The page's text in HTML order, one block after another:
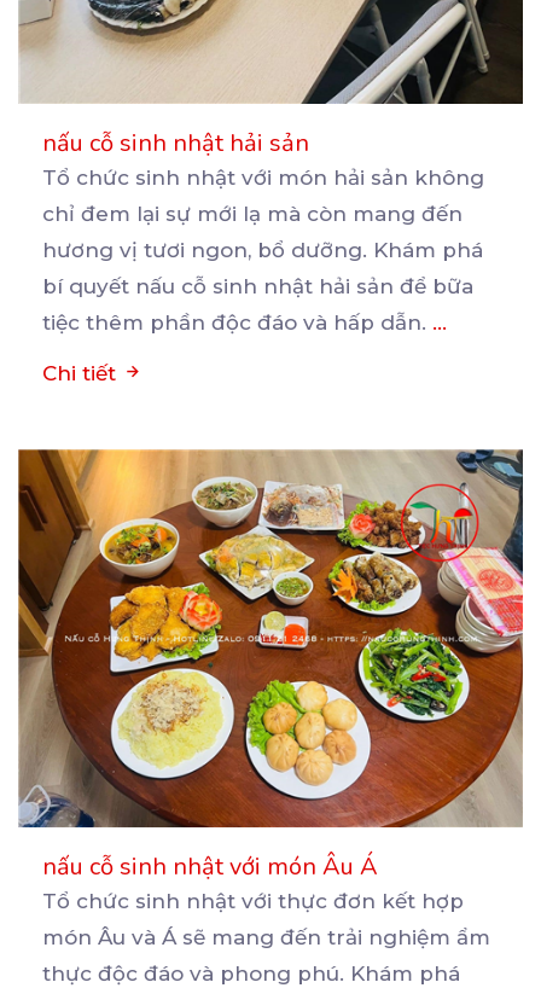
nấu cỗ sinh nhật hải sản
Tổ chức sinh nhật với món hải sản không
chỉ đem lại sự mới lạ mà còn mang đến
hương vị tươi ngon, bổ dưỡng. Khám phá
bí quyết nấu cỗ sinh nhật hải sản để bữa
tiệc thêm phần độc đáo và hấp dẫn. ...
Chi tiết
nấu cỗ sinh nhật với món Âu Á
Tổ chức sinh nhật với thực đơn kết hợp
món Âu và Á sẽ mang đến trải nghiệm ẩm
thực độc đáo và phong phú. Khám phá